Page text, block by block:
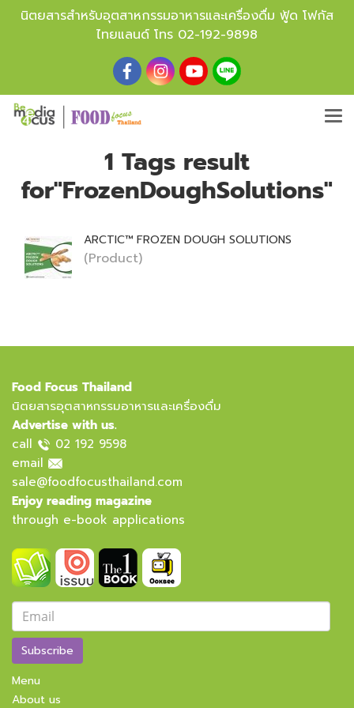
นิตยสารสำหรับอุตสาหกรรมอาหารและเครื่องดื่ม ฟู้ด โฟกัส
ไทยแลนด์ โทร 02-192-9898
1 Tags result
for"FrozenDoughSolutions"
ARCTIC™ FROZEN DOUGH SOLUTIONS
(Product)
Food Focus Thailand
นิตยสารอุตสาหกรรมอาหารและเครื่องดื่ม
Advertise with us.
call
02 192 9598
email
sale@foodfocusthailand.com
Enjoy reading magazine
through e-book applications
Subscribe
Menu
About us